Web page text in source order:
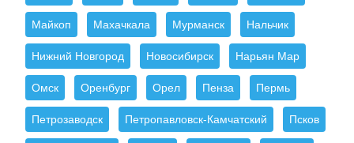
Майкоп Махачкала Мурманск Нальчик
Нижний Новгород Новосибирск Нарьян Мар
Омск Оренбург Орел Пенза Пермь
Петрозаводск Петропавловск-Камчатский Псков